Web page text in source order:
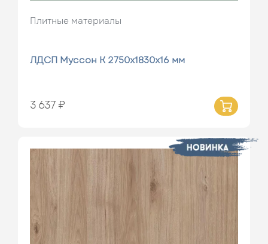
Плитные материалы
ЛДСП Муссон К 2750х1830х16 мм
3 637 ₽